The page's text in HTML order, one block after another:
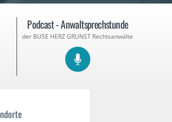
Podcast - Anwaltsprechstunde
der BUSE HERZ GRUNST Rechtsanwälte